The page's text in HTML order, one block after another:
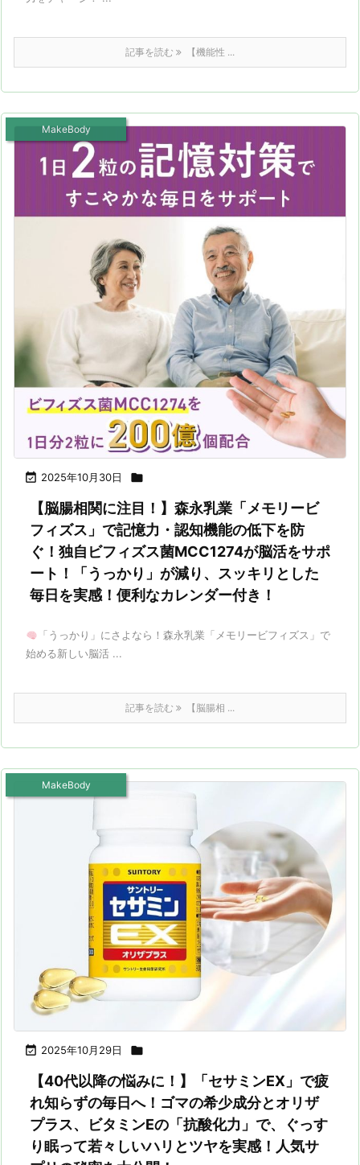
記事を読む 【機能性 ...
 2025年10月30日 
MakeBody
【脳腸相関に注目！】森永乳業「メモリービ
フィズス」で記憶力・認知機能の低下を防
ぐ！独自ビフィズス菌MCC1274が脳活をサポ
ート！「うっかり」が減り、スッキリとした
毎日を実感！便利なカレンダー付き！
「うっかり」にさよなら！森永乳業「メモリービフィズス」で
始める新しい脳活 ...
記事を読む 【脳腸相 ...
 2025年10月29日 
MakeBody
【40代以降の悩みに！】「セサミンEX」で疲
れ知らずの毎日へ！ゴマの希少成分とオリザ
プラス、ビタミンEの「抗酸化力」で、ぐっす
り眠って若々しいハリとツヤを実感！人気サ